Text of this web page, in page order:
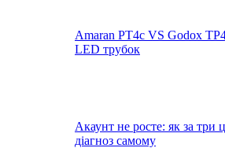
Amaran PT4c VS Godox
LED трубок
Акаунт не росте: як за три
діагноз самому